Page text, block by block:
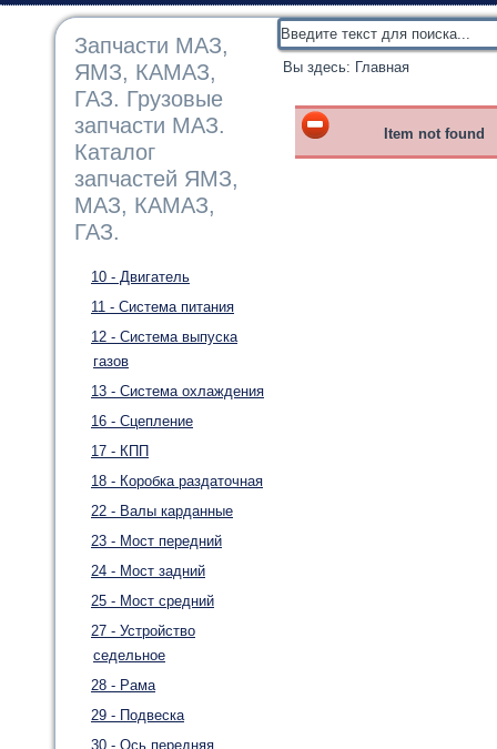
Запчасти МАЗ,
ЯМЗ, КАМАЗ,
ГАЗ. Грузовые
запчасти МАЗ.
Каталог
запчастей ЯМЗ,
МАЗ, КАМАЗ,
ГАЗ.
10 - Двигатель
11 - Система питания
12 - Система выпуска
газов
13 - Система охлаждения
16 - Сцепление
17 - КПП
18 - Коробка раздаточная
22 - Валы карданные
23 - Мост передний
24 - Мост задний
25 - Мост средний
27 - Устройство
седельное
28 - Рама
29 - Подвеска
30 - Ось передняя
Вы здесь: Главная
Item not found